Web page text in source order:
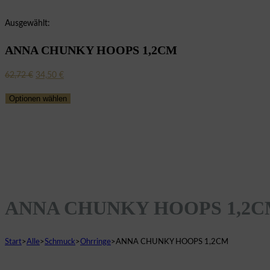
Ausgewählt:
ANNA CHUNKY HOOPS 1,2CM
62,72€ Ursprünglicher
war:
34,50 €Aktueller
ist:
Optionen wählen
ANNA CHUNKY HOOPS
Start>Alle>Schmuck>Ohrringe>ANNA CHUNKY HOOPS 1,2CM